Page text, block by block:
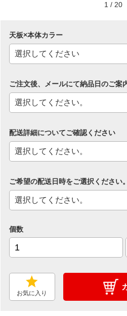
1 / 20
天板×本体カラー
ご注文後、メールにて納品日のご案
配送詳細についてご確認ください
ご希望の配送日時をご選択ください。
個数
お気に入り